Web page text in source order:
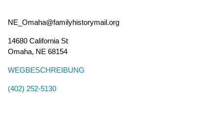
NE_Omaha@familyhistorymail.org
14680 California St
Omaha, NE 68154
WEGBESCHREIBUNG
(402) 252-5130